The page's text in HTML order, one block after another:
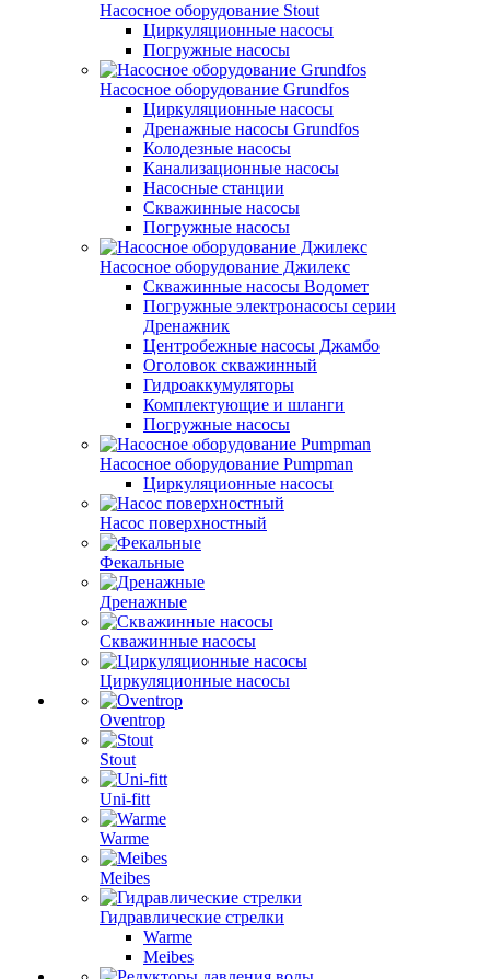
Насосное оборудование Stout
Циркуляционные насосы
Погружные насосы
Насосное оборудование Grundfos
Циркуляционные насосы
Дренажные насосы Grundfos
Колодезные насосы
Канализационные насосы
Насосные станции
Скважинные насосы
Погружные насосы
Насосное оборудование Джилекс
Скважинные насосы Водомет
Погружные электронасосы серии
Дренажник
Центробежные насосы Джамбо
Оголовок скважинный
Гидроаккумуляторы
Комплектующие и шланги
Погружные насосы
Насосное оборудование Pumpman
Циркуляционные насосы
Насос поверхностный
Фекальные
Дренажные
Скважинные насосы
Циркуляционные насосы
Oventrop
Stout
Uni-fitt
Warme
Meibes
Гидравлические стрелки
Warme
Meibes